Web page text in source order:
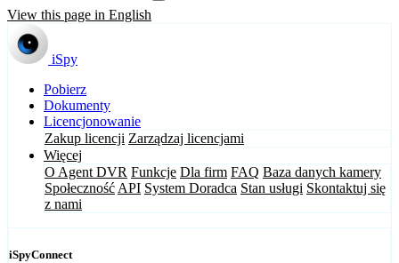
View this page in English
iSpy
Pobierz
Dokumenty
Licencjonowanie
Zakup licencji Zarządzaj licencjami
Więcej
O Agent DVR Funkcje Dla firm FAQ Baza danych kamery
Społeczność API System Doradca Stan usługi Skontaktuj się
z nami
iSpyConnect